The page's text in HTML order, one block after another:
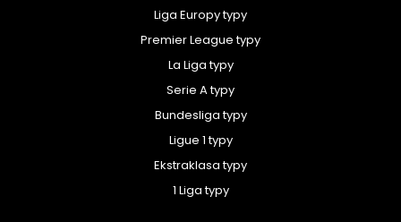
Liga Europy typy
Premier League typy
La Liga typy
Serie A typy
Bundesliga typy
Ligue 1 typy
Ekstraklasa typy
1 Liga typy